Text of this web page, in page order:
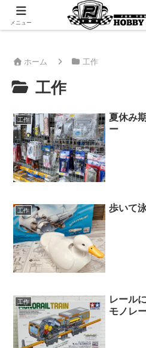
千葉県君津市でラジコンやプラモデルを
ホーム 工作
工作
工作
夏休み
ー
工作 歩いて
工作
レール
モノレ
メニュー